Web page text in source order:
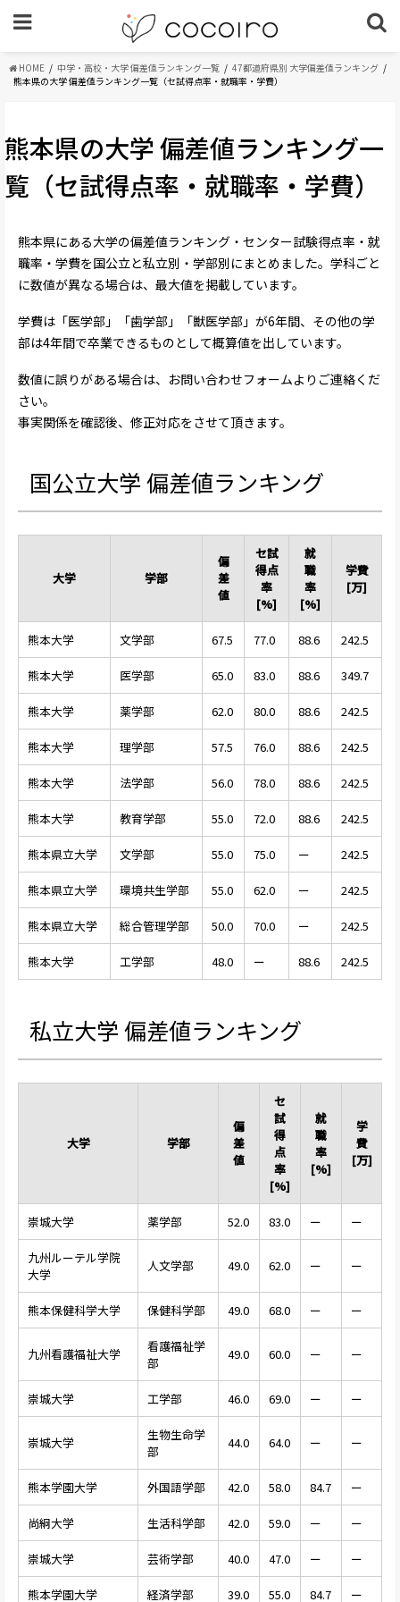
HOME 中学・高校・大学 偏差値ランキング一覧
47都道府県別 大学偏差値ランキング
熊本県の大学 偏差値ランキング一覧（セ試得点率・就職率・学費）
熊本県の大学 偏差値ランキング一
覧（セ試得点率・就職率・学費）
熊本県にある大学の偏差値ランキング・センター試験得点率・就
職率・学費を国公立と私立別・学部別にまとめました。学科ごと
に数値が異なる場合は、最大値を掲載しています。
学費は「医学部」「歯学部」「獣医学部」が6年間、その他の学
部は4年間で卒業できるものとして概算値を出しています。
数値に誤りがある場合は、お問い合わせフォームよりご連絡くだ
さい。
事実関係を確認後、修正対応をさせて頂きます。
国公立大学 偏差値ランキング
大学 学部
偏
差
値
セ試
得点
率
[%]
就
職
率
[%]
学費
[万]
熊本大学 文学部 67.5 77.0 88.6 242.5
熊本大学 医学部 65.0 83.0 88.6 349.7
熊本大学 薬学部 62.0 80.0 88.6 242.5
熊本大学 理学部 57.5 76.0 88.6 242.5
熊本大学 法学部 56.0 78.0 88.6 242.5
熊本大学 教育学部 55.0 72.0 88.6 242.5
熊本県立大学 文学部 55.0 75.0 ー 242.5
熊本県立大学 環境共生学部 55.0 62.0 ー 242.5
熊本県立大学 総合管理学部 50.0 70.0 ー 242.5
熊本大学 工学部 48.0 ー 88.6 242.5
私立大学 偏差値ランキング
大学 学部
偏
差
値
セ
試
得
点
率
[%]
就
職
率
[%]
学
費
[万]
崇城大学 薬学部 52.0 83.0 ー ー
九州ルーテル学院
大学
人文学部 49.0 62.0 ー ー
熊本保健科学大学 保健科学部 49.0 68.0 ー ー
九州看護福祉大学
看護福祉学
部
49.0 60.0 ー ー
崇城大学 工学部 46.0 69.0 ー ー
崇城大学
生物生命学
部
44.0 64.0 ー ー
熊本学園大学 外国語学部 42.0 58.0 84.7 ー
尚絅大学 生活科学部 42.0 59.0 ー ー
崇城大学 芸術学部 40.0 47.0 ー ー
熊本学園大学 経済学部 39.0 55.0 84.7 ー